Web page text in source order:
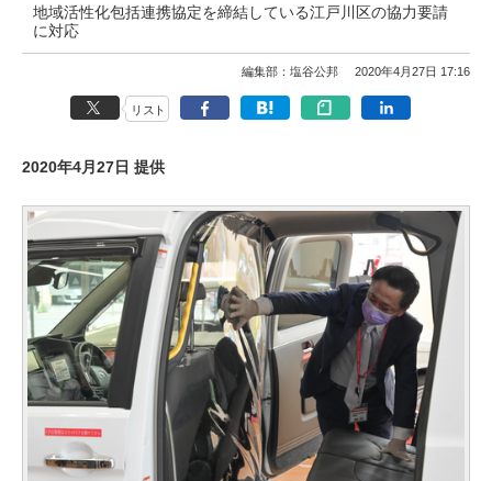
地域活性化包括連携協定を締結している江戸川区の協力要請
に対応
編集部：塩谷公邦 2020年4月27日 17:16
リスト
2020年4月27日 提供